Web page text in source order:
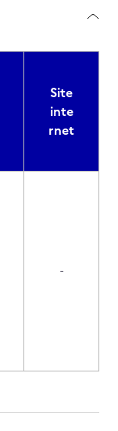
Site
inte
rnet
-